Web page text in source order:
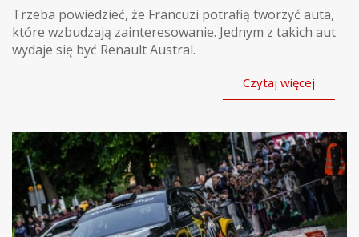
Trzeba powiedzieć, że Francuzi potrafią tworzyć auta,
które wzbudzają zainteresowanie. Jednym z takich aut
wydaje się być Renault Austral.
Czytaj więcej